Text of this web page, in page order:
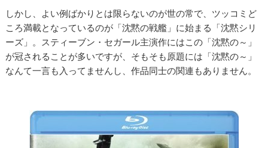
しかし、よい例ばかりとは限らないのが世の常で、ツッコミど
ころ満載となっているのが「沈黙の戦艦」に始まる「沈黙シリ
ーズ」。スティーブン・セガール主演作にはこの「沈黙の～」
が冠されることが多いですが、そもそも原題には「沈黙の～」
なんて一言も入ってませんし、作品同士の関連もありません。